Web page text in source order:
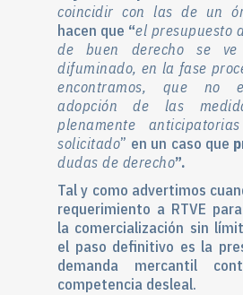
coincidir con las de un
hacen que “el presupuesto
de buen derecho se
difuminado, en la fase
encontramos, que no
adopción de las
plenamente
solicitado” en un caso que
dudas de derecho”.
Tal y como advertimos
requerimiento a RTVE
la comercialización sin
el paso definitivo es la
demanda mercantil
competencia desleal.